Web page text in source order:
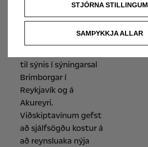
frumsýningardögum
til sýnis í sýningarsal
Brimborgar í
Reykjavík og á
Akureyri.
Viðskiptavinum gefst
að sjálfsögðu kostur á
að reynsluaka nýja
STJÓRNA STILLINGUM
SAMÞYKKJA ALLAR